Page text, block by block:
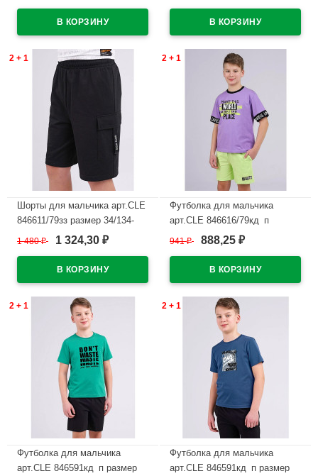
2 + 1
Шорты для мальчика арт.CLE
846611/79зз размер 34/134-
42/158 цвет черный
1 480₽ 1 324,30 ₽
2 + 1
Футболка для мальчика
арт.CLE 846616/79кд_п
размер 34/134-42/158 цвет
941₽ 888,25 ₽
2 + 1
Футболка для мальчика
арт.CLE 846591кд_п размер
2 + 1
Футболка для мальчика
арт.CLE 846591кд_п размер